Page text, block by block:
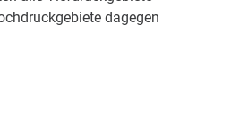
dagegen